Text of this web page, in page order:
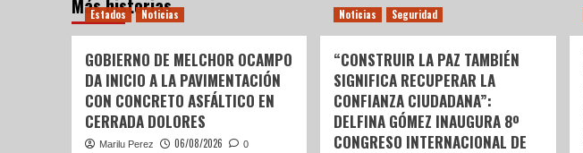
Estados Noticias
GOBIERNO DE MELCHOR OCAMPO
DA INICIO A LA PAVIMENTACIÓN
CON CONCRETO ASFÁLTICO EN
CERRADA DOLORES
Marilu Perez 06/08/2026 0
Noticias Seguridad
“CONSTRUIR LA PAZ TAMBIÉN
SIGNIFICA RECUPERAR LA
CONFIANZA CIUDADANA”:
DELFINA GÓMEZ INAUGURA 8º
CONGRESO INTERNACIONAL DE